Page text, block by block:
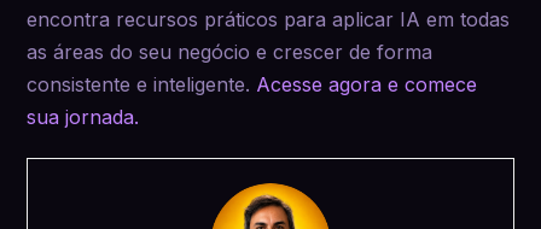
encontra recursos práticos para aplicar IA em todas
as áreas do seu negócio e crescer de forma
consistente e inteligente. Acesse agora e comece
sua jornada.